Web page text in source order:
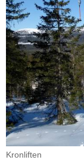
Kronliften